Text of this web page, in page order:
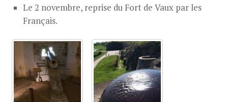
Le 2 novembre, reprise du Fort de Vaux par les
Français.